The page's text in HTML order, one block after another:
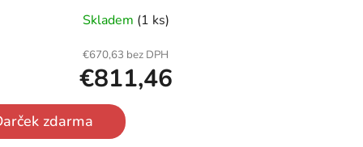
Skladem (1 ks)
€670,63 bez DPH
€811,46
zdarma